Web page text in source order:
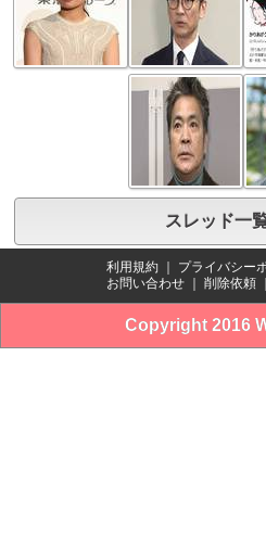
スレッド一
利用規約 プライバシー
お問い合わせ
削除依頼
Copyright 2016